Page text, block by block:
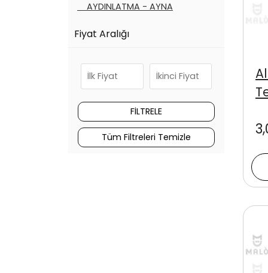
AYDINLATMA - AYNA
DEBRİYAJ SİSTEMİ
KAYIŞ - BİLYA SETLERİ
YAKIT - EGZOZ SİSTEMİ
Fiyat Aralığı
Tüm Filtreleri Temizle